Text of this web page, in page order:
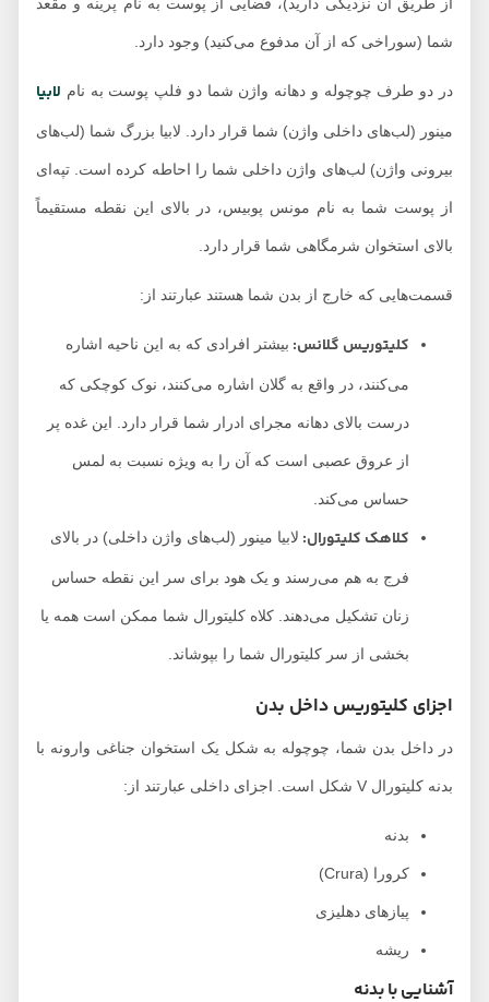
شما (سوراخی که از آن مدفوع می‌کنید) وجود دارد.
در دو طرف چوچوله و دهانه واژن شما دو فلپ پوست به ناملابیا
مینور (لب‌های داخلی واژن) شما قرار دارد. لابیا بزرگ شما (لب‌های
بیرونی واژن) لب‌های واژن داخلی شما را احاطه کرده است. تپه‌ای
از پوست شما به نام مونس پوبیس، در بالای این نقطه مستقیماً
بالای استخوان شرمگاهی شما قرار دارد.
قسمت‌هایی که خارج از بدن شما هستند عبارتند از:
کلیتوریس گلانس:بیشتر افرادی که به این ناحیه اشاره
می‌کنند، در واقع به گلان اشاره می‌کنند، نوک کوچکی که
درست بالای دهانه مجرای ادرار شما قرار دارد. این غده پر
از عروق عصبی است که آن را به ویژه نسبت به لمس
حساس می‌کند.
کلاهک کلیتورال:لابیا مینور (لب‌های واژن داخلی) در بالای
فرج به هم می‌رسند و یک هود برای سر این نقطه حساس
زنان تشکیل می‌دهند. کلاه کلیتورال شما ممکن است همه یا
بخشی از سر کلیتورال شما را بپوشاند.
اجزای کلیتوریس داخل بدن
در داخل بدن شما، چوچوله به شکل یک استخوان جناغی وارونه با
بدنه کلیتورال V شکل است. اجزای داخلی عبارتند از:
بدنه
کرورا (Crura)
پیازهای دهلیزی
ریشه
آشنایی با بدنه